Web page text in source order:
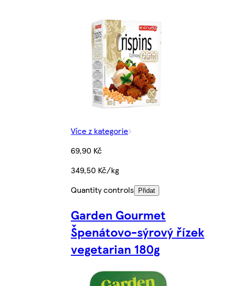
Více z kategorie
69,90 Kč
349,50 Kč/kg
Quantity controls
Přidat
Garden Gourmet
Špenátovo-sýrový řízek
vegetarian 180g